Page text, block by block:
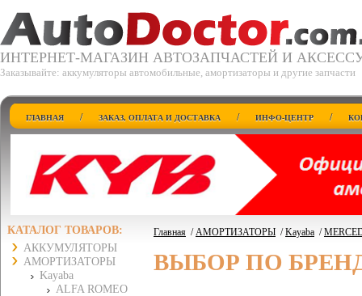
ИНТЕРНЕТ-МАГАЗИН АВТОЗАПЧАСТЕЙ И
Заказывайте: аккумуляторы автомобильные, амортизаторы и другие запчасти
ГЛАВНАЯ / ЗАКАЗ, ОПЛАТА И ДОСТАВКА / ИНФО-ЦЕНТР /
КАТАЛОГ ТОВАРОВ:
АККУМУЛЯТОРЫ
АМОРТИЗАТОРЫ
Kayaba
ALFA ROMEO
Главная /АМОРТИЗАТОРЫ /Kayaba /
ВЫБОР ПО